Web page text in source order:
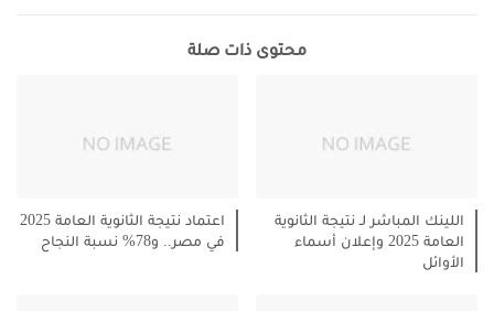
محتوى ذات صلة
اللينك المباشر لـ نتيجة الثانوية
العامة 2025 وإعلان أسماء
الأوائل
اعتماد نتيجة الثانوية العامة 2025
في مصر.. و78% نسبة النجاح